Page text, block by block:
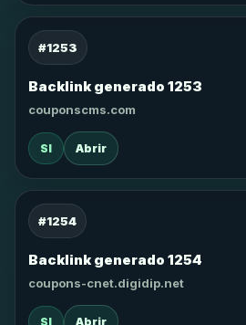
#1253
Backlink generado 1253
couponscms.com
SI Abrir
#1254
Backlink generado 1254
coupons-cnet.digidip.net
SI Abrir